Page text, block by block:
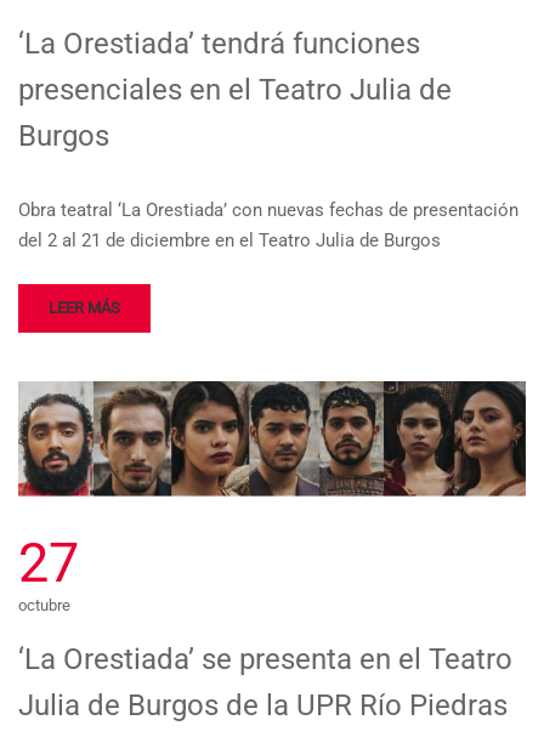
‘La Orestiada’ tendrá funciones
presenciales en el Teatro Julia de
Burgos
Obra teatral ‘La Orestiada’ con nuevas fechas de presentación
del 2 al 21 de diciembre en el Teatro Julia de Burgos
LEER MÁS
27
octubre
‘La Orestiada’ se presenta en el Teatro
Julia de Burgos de la UPR Río Piedras